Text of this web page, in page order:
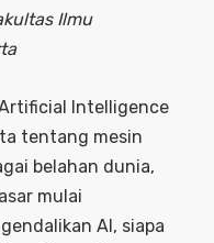
Ilmu
Intelligence
tentang mesin
belahan dunia,
mulai
AI, siapa